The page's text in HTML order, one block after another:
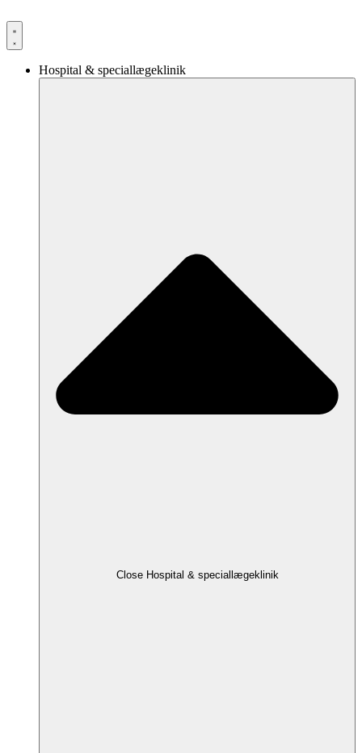
til
indhold
Hospital & speciallægeklinik
Close Hospital & speciallægeklinik